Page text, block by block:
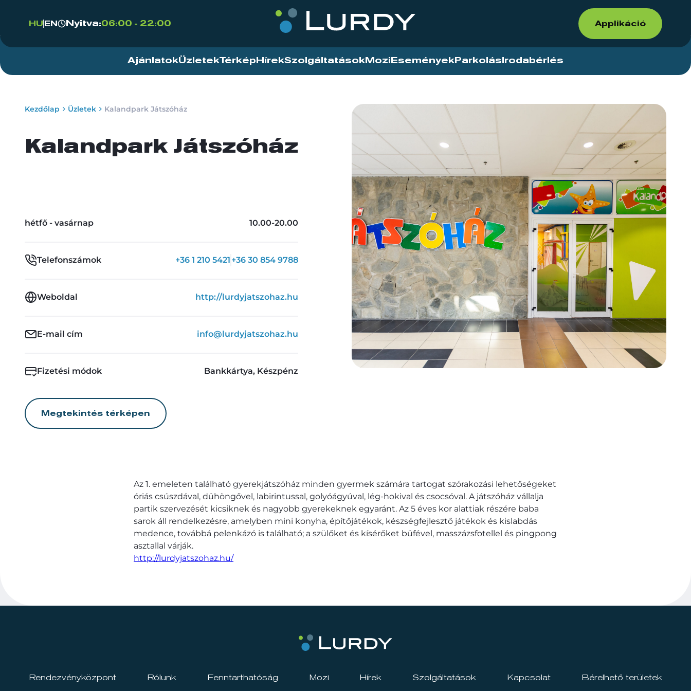
HU EN Nyitva:06:00 - 22:00 Applikáció
AjánlatokÜzletekTérkép HírekSzolgáltatások Mozi Események Parkolás Irodabérlés
Kezdőlap Üzletek Kalandpark Játszóház
Kalandpark Játszóház
hétfő - vasárnap 10.00-20.00
Telefonszámok +36 1 210 5421 +36 30 854 9788
Weboldal http://lurdyjatszohaz.hu
E-mail cím info@lurdyjatszohaz.hu
Fizetési módok Bankkártya, Készpénz
Megtekintés térképen
Az 1. emeleten található gyerekjátszóház minden gyermek számára tartogat szórakozási lehetőségeket
óriás csúszdával, dühöngővel, labirintussal, golyóágyúval, lég-hokival és csocsóval. A játszóház vállalja
partik szervezését kicsiknek és nagyobb gyerekeknek egyaránt. Az 5 éves kor alattiak részére baba
sarok áll rendelkezésre, amelyben mini konyha, építőjátékok, készségfejlesztő játékok és kislabdás
medence, továbbá pelenkázó is található; a szülőket és kísérőket büfével, masszázsfotellel és pingpong
asztallal várják.
http://lurdyjatszohaz.hu/
Rendezvényközpont Rólunk Fenntarthatóság Mozi Hírek Szolgáltatások Kapcsolat Bérelhető területek